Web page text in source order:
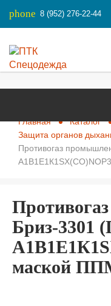
phone 8 (952) 276-22-44
Главная Каталог
Защита органов
Противогаз
Бриз-3301
маской